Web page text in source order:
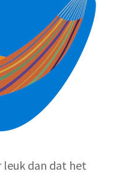
dan dat het